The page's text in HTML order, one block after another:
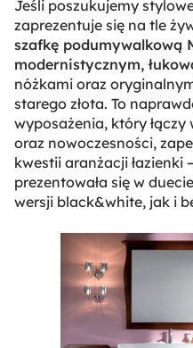
Jeśli poszukujemy
zaprezentuje się na tle
szafkę podumywalkową
modernistycznym,
nóżkami oraz
starego złota. To
wyposażenia, który
oraz nowoczesności,
kwestii aranżacji łazienki
prezentowała się w
wersji black&white, jak i